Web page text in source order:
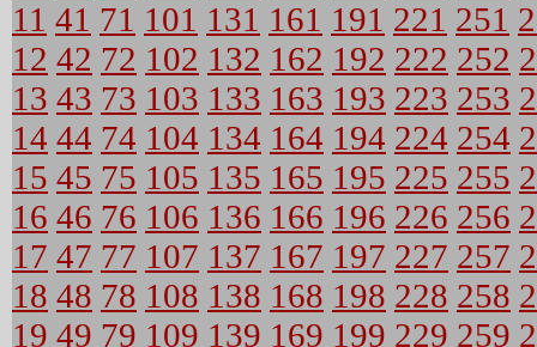
11 41 71 101 131 161 191 221 251
12 42 72 102 132 162 192 222 252
13 43 73 103 133 163 193 223 253
14 44 74 104 134 164 194 224 254
15 45 75 105 135 165 195 225 255
16 46 76 106 136 166 196 226 256
17 47 77 107 137 167 197 227 257
18 48 78 108 138 168 198 228 258
19 49 79 109 139 169 199 229 259